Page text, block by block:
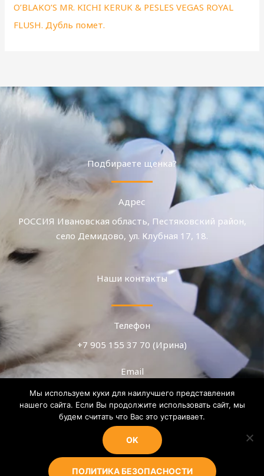
O’BLAKO’S MR. KICHI KERUK & PESLES VEGAS ROYAL
FLUSH. Дубль помет.
Подбираете щенка?
Адрес
РОССИЯ Ивановская область, Пестяковский район,
село Демидово, ул. Клубная 17, 18.
Наши контакты
Телефон
+7 905 155 37 70 (Ирина)
Email
teza.08@mail.ru
WhatsApp, Telegram, MAX
+7 905 155 37 70
Мы используем куки для наилучшего представления
нашего сайта. Если Вы продолжите использовать сайт, мы
будем считать что Вас это устраивает.
OK
ПОЛИТИКА БЕЗОПАСНОСТИ